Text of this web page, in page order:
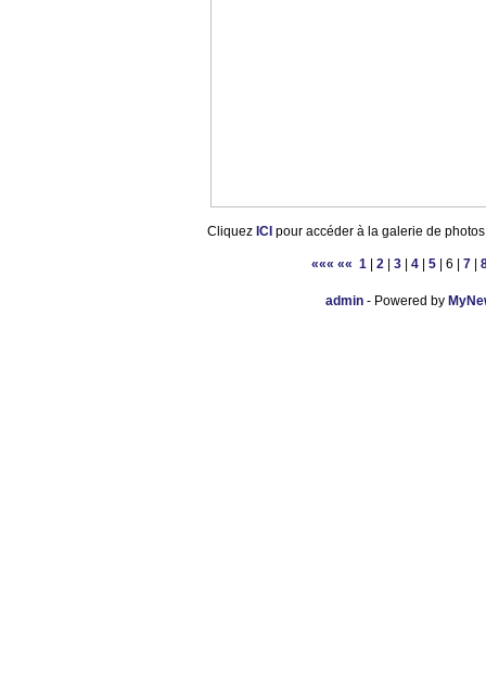
Cliquez ICI pour accéder à la galerie de
««« «« 1| 2| 3| 4| 5| 6 | 7|
admin- Powered by